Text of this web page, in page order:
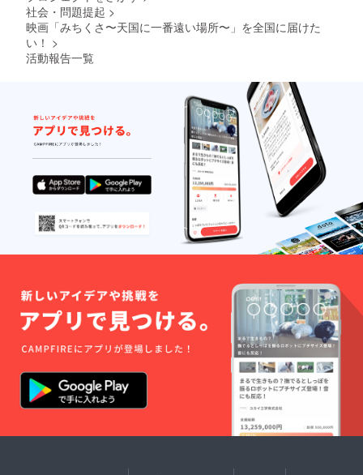
です！
※パンフ
7月29日
の初上
映に間
に合う
ように
発送い
たしま
す。
「エグ
ゼグ
サー」
として
クレ
ジット
しま
す！ ぜ
ひ、私
たちに
海外映
画祭へ
のチャ
レンジ
をさせ
てくだ
（国内
上映な
らび
に、国
内映画
祭出品
の際に
はクレ
ジット
せん。
ご容赦
くださ
社会・問題提起 >
映画「みちくさ〜天国に一番遠い場所〜」を全国に届けた
い！ >
活動報告一覧